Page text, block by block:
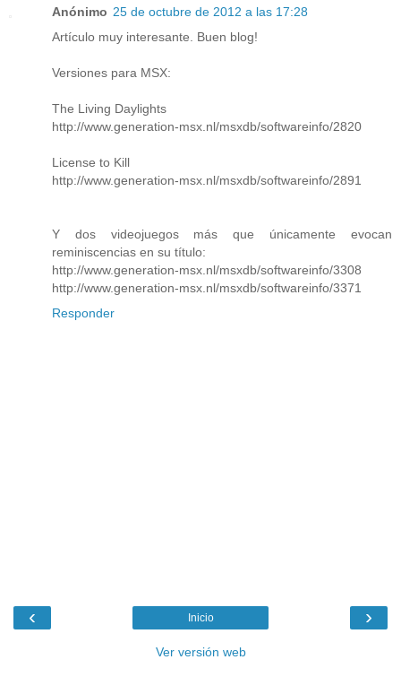
Anónimo 25 de octubre de 2012 a las 17:28
Artículo muy interesante. Buen blog!
Versiones para MSX:
The Living Daylights
http://www.generation-msx.nl/msxdb/softwareinfo/2820
License to Kill
http://www.generation-msx.nl/msxdb/softwareinfo/2891
Y dos videojuegos más que únicamente evocan
reminiscencias en su título:
http://www.generation-msx.nl/msxdb/softwareinfo/3308
http://www.generation-msx.nl/msxdb/softwareinfo/3371
Responder
‹ ›
Inicio
Ver versión web